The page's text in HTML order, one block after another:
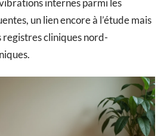
internes parmi les
un lien encore à l’étude mais
registres cliniques nord-